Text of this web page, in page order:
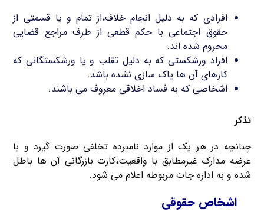
افرادی که به دلیل انجام خلاف،از تمام و یا قسمتی از
حقوق اجتماعی با حکم قطعی از طرف مراجع قضایی
محروم شده اند.
افراد ورشکستی که به دلیل تقلب و یا ورشکستگانی که
کارهای آن ها پاک سازی نشده باشد.
اشخاصی که به فساد اخلاقی معروف می باشند.
تذکر
چنانچه در هر یک از موارد نامبرده تخلفی صورت گیرد و با
عرضه مدارک غیرمطابق با واقعیت،کارت بازرگانی آن ها باطل
شده و به اداره جات مربوطه اعلام می شود.
اشخاص حقوقی